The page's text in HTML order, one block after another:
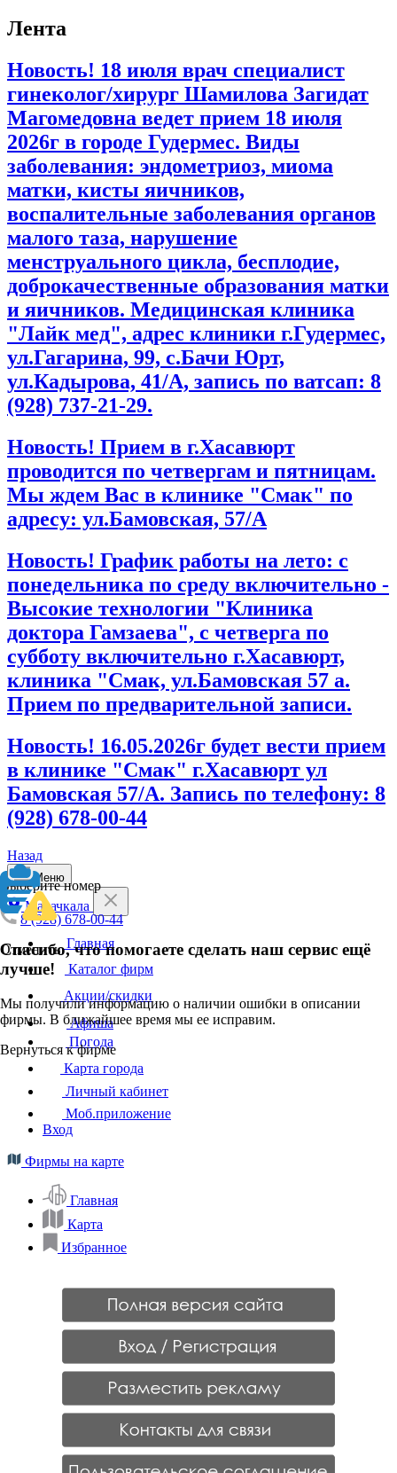
Лента
Новость! 18 июля врач специалист
гинеколог/хирург Шамилова Загидат
Магомедовна ведет прием 18 июля
2026г в городе Гудермес. Виды
заболевания: эндометриоз, миома
матки, кисты яичников,
воспалительные заболевания органов
малого таза, нарушение
менструального цикла, бесплодие,
доброкачественные образования матки
и яичников. Медицинская клиника
"Лайк мед", адрес клиники г.Гудермес,
ул.Гагарина, 99, с.Бачи Юрт,
ул.Кадырова, 41/А, запись по ватсап: 8
(928) 737-21-29.
Новость! Прием в г.Хасавюрт
проводится по четвергам и пятницам.
Мы ждем Вас в клинике "Смак" по
адресу: ул.Бамовская, 57/А
Новость! График работы на лето: с
понедельника по среду включительно -
Высокие технологии "Клиника
доктора Гамзаева", с четверга по
субботу включительно г.Хасавюрт,
клиника "Смак, ул.Бамовская 57 а.
Прием по предварительной записи.
Новость! 16.05.2026г будет вести прием
в клинике "Смак" г.Хасавюрт ул
Бамовская 57/А. Запись по телефону: 8
(928) 678-00-44
Назад
Выберите номер
8 (928) 678-00-44
Отменить
Спасибо, что помогаете сделать наш сервис ещё
лучше!
Мы получили информацию о наличии ошибки в описании
фирмы. В ближайшее время мы ее исправим.
Вернуться к фирме
Меню
Махачкала
Главная
Каталог фирм
Акции/скидки
Афиша
Погода
Карта города
Личный кабинет
Моб.приложение
Вход
Фирмы на карте
Главная
Карта
Избранное